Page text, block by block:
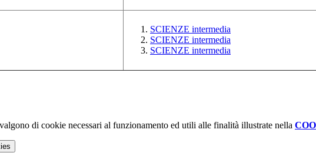
SCIENZE intermedia
SCIENZE intermedia
SCIENZE intermedia
di cookie necessari al funzionamento ed utili alle finalità illustrate nella